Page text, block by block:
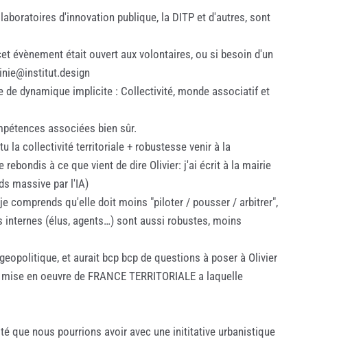
d'innovation publique, la DITP et d'autres, sont
évènement était ouvert aux volontaires, ou si besoin d'un
de dynamique implicite : Collectivité, monde associatif et
associées bien sûr.
la collectivité territoriale + robustesse venir à la
à ce que vient de dire Olivier: j'ai écrit à la mairie
massive par l'IA)
comprends qu'elle doit moins "piloter / pousser / arbitrer",
(élus, agents…) sont aussi robustes, moins
et aurait bcp bcp de questions à poser à Olivier
en oeuvre de FRANCE TERRITORIALE a laquelle
que nous pourrions avoir avec une inititative urbanistique